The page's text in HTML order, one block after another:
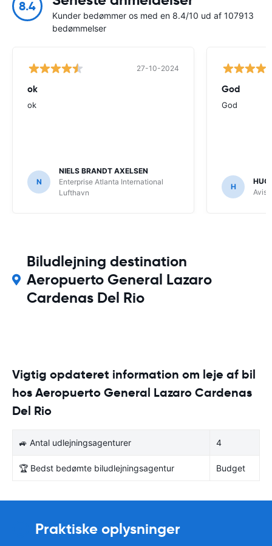
8.4
Kunder bedømmer os med en 8.4/10 ud af 107913
bedømmelser
27-10-2024
ok
ok
N
NIELS BRANDT AXELSEN
Enterprise Atlanta International
Lufthavn
God
God
H
Avis
Biludlejning destination
Aeropuerto General Lazaro
Cardenas Del Rio
Vigtig opdateret information om leje af bil
hos Aeropuerto General Lazaro Cardenas
Del Rio
🚙 Antal udlejningsagenturer 4
🏆 Bedst bedømte biludlejningsagentur Budget
Praktiske oplysninger